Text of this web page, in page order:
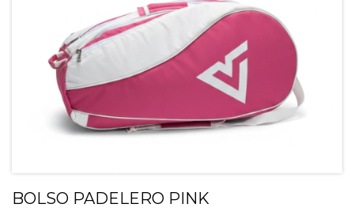
BOLSO PADELERO PINK